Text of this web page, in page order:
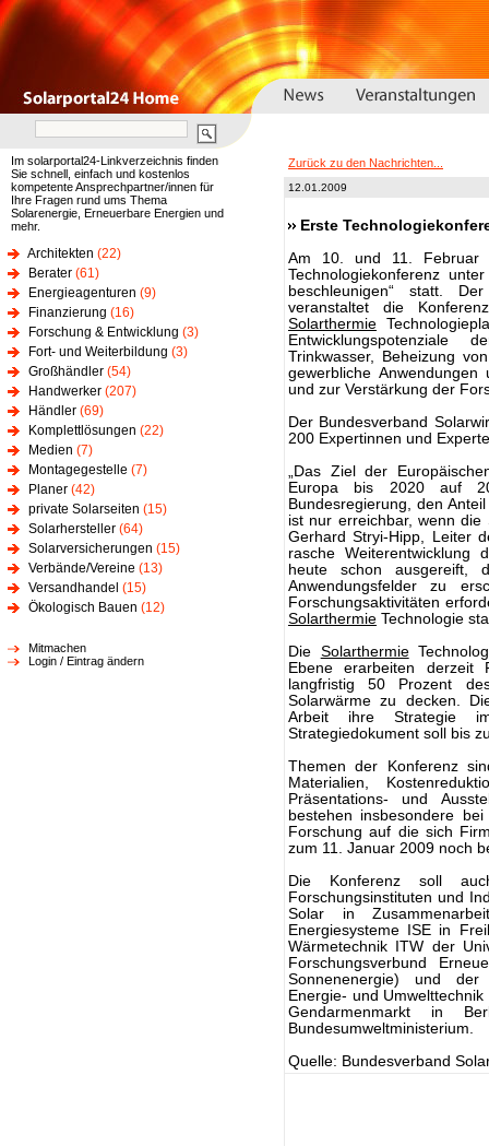
Im solarportal24-Linkverzeichnis finden
Sie schnell, einfach und kostenlos
kompetente Ansprechpartner/innen für
Ihre Fragen rund ums Thema
Solarenergie, Erneuerbare Energien und
mehr.
Architekten (22)
Berater (61)
Energieagenturen (9)
Finanzierung (16)
Forschung & Entwicklung (3)
Fort- und Weiterbildung (3)
Großhändler (54)
Handwerker (207)
Händler (69)
Komplettlösungen (22)
Medien (7)
Montagegestelle (7)
Planer (42)
private Solarseiten (15)
Solarhersteller (64)
Solarversicherungen (15)
Verbände/Vereine (13)
Versandhandel (15)
Ökologisch Bauen (12)
Mitmachen
Login / Eintrag ändern
Zurück zu den Nachrichten...
12.01.2009
Erste
Am 10. und 11.
Technologiekonferenz
beschleunigen“ statt.
veranstaltet die
Solarthermie
Trinkwasser, Beheizung
gewerbliche
und zur Verstärkung der
Der Bundesverband
200 Expertinnen und
„Das Ziel der
Europa bis 2020 auf
Bundesregierung, den
ist nur erreichbar, wenn die
Gerhard Stryi-Hipp, Leiter
rasche Weiterentwicklung
heute schon
Anwendungsfelder zu
Forschungsaktivitäten
Solarthermie Technologie
Die Solarthermie
Ebene erarbeiten derzeit
langfristig 50 Prozent
Solarwärme zu decken.
Arbeit ihre Strategie
Strategiedokument soll bis
Themen der Konferenz
Materialien,
Präsentations- und
bestehen insbesondere
Forschung auf die sich
zum 11. Januar 2009 noch
Die Konferenz soll
Forschungsinstituten und
Solar in
Energiesysteme ISE in
Wärmetechnik ITW der
Forschungsverbund
Sonnenenergie) und der
Energie- und
Gendarmenmarkt in
Bundesumweltministerium.
Quelle: Bundesverband